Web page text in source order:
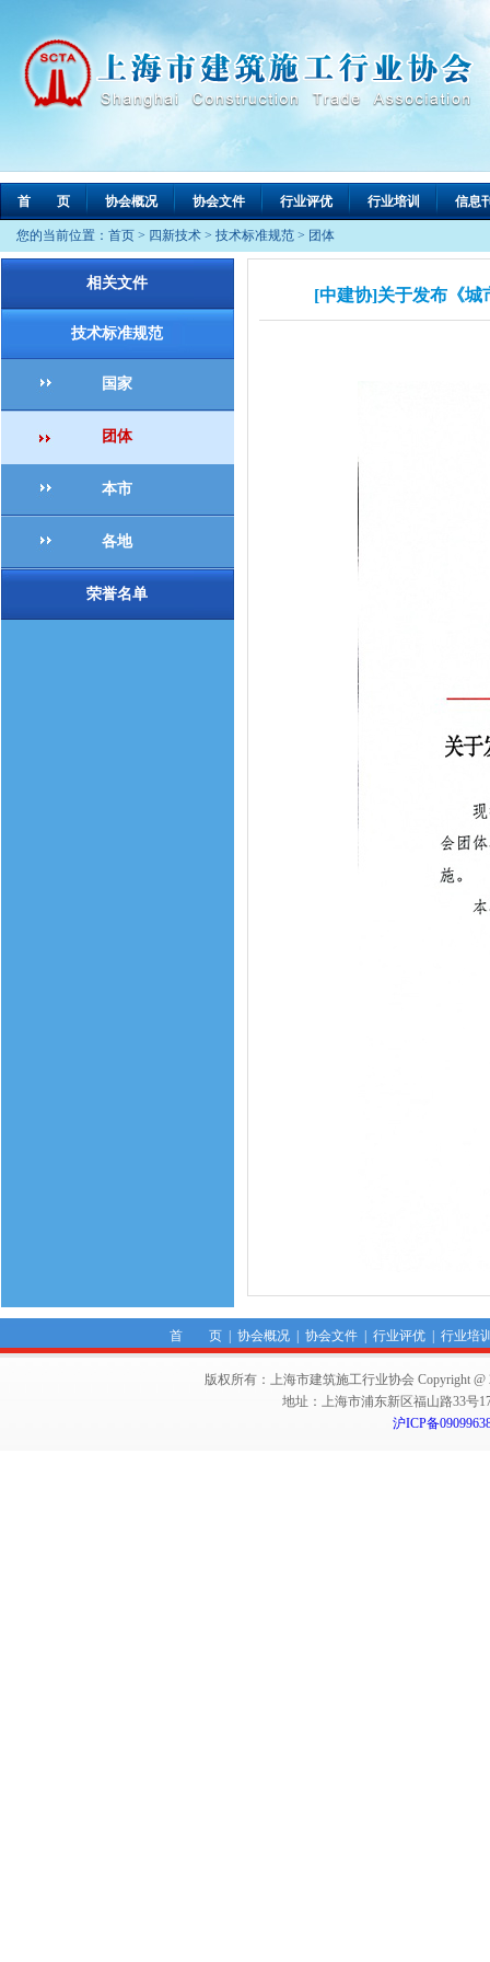
首 页 协会概况 协会文件 行业评优 行业培训 信息
您的当前位置： 首页 > 四新技术 > 技术标准规范 > 团体
相关文件
技术标准规范
国家
团体
本市
各地
荣誉名单
[中建协]关于发布《城
首 页| 协会概况| 协会文件| 行业评优| 行业培
版权所有：上海市建筑施工行业协会 Copyright @
地址：上海市浦东新区福山路33号
沪ICP备